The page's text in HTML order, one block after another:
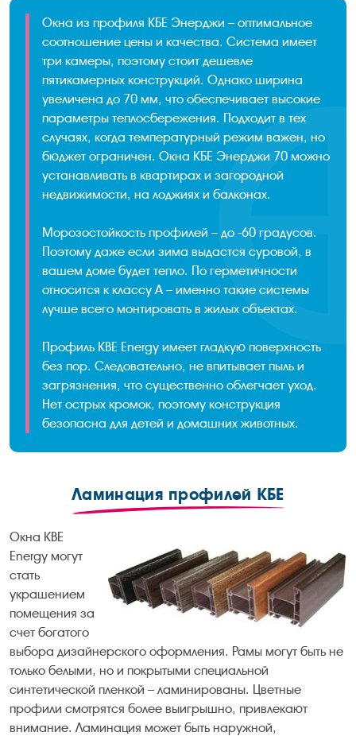
Окна из профиля КБЕ Энерджи – оптимальное
соотношение цены и качества. Система имеет
три камеры, поэтому стоит дешевле
пятикамерных конструкций. Однако ширина
увеличена до 70 мм, что обеспечивает высокие
параметры теплосбережения. Подходит в тех
случаях, когда температурный режим важен, но
бюджет ограничен. Окна КБЕ Энерджи 70 можно
устанавливать в квартирах и загородной
недвижимости, на лоджиях и балконах.
Морозостойкость профилей – до -60 градусов.
Поэтому даже если зима выдастся суровой, в
вашем доме будет тепло. По герметичности
относится к классу А – именно такие системы
лучше всего монтировать в жилых объектах.
Профиль KBE Energy имеет гладкую поверхность
без пор. Следовательно, не впитывает пыль и
загрязнения, что существенно облегчает уход.
Нет острых кромок, поэтому конструкция
безопасна для детей и домашних животных.
Ламинация профилей КБЕ
Окна KBE
Energy могут
стать
украшением
помещения за
счет богатого
выбора дизайнерского оформления. Рамы могут быть не
только белыми, но и покрытыми специальной
синтетической пленкой – ламинированы. Цветные
профили смотрятся более выигрышно, привлекают
внимание. Ламинация может быть наружной,